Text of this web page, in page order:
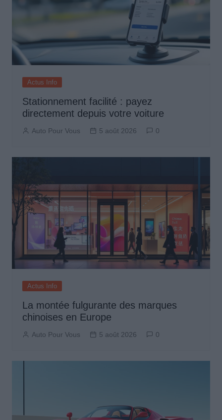
Actus Info
Stationnement facilité : payez
directement depuis votre voiture
Auto Pour Vous 5 août 2026 0
Actus Info
La montée fulgurante des marques
chinoises en Europe
Auto Pour Vous 5 août 2026 0